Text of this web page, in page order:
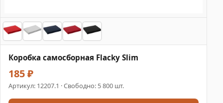
Коробка самосборная Flacky Slim
185 ₽
Артикул: 12207.1 · Свободно: 5 800 шт.